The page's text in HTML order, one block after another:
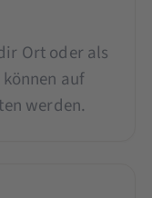
Ort oder als
auf
werden.